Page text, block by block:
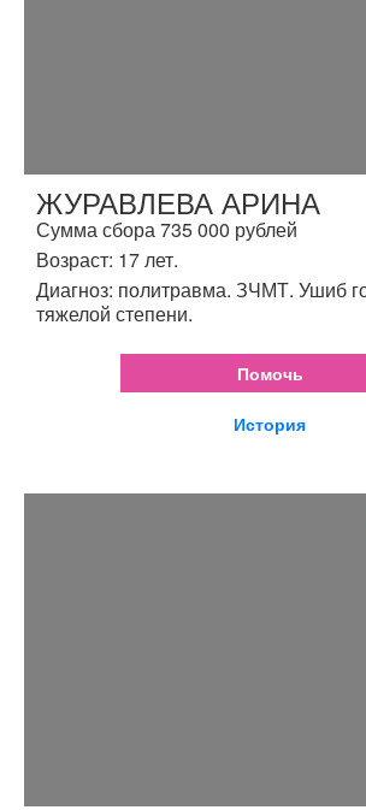
ЖУРАВЛЕВА АРИНА
Сумма сбора 735 000 рублей
Возраст: 17 лет.
Диагноз: политравма. ЗЧМТ. Ушиб
тяжелой степени.
Помочь
История